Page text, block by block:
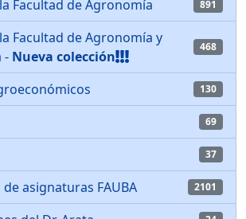
Facultad de Agronomía 891
Facultad de Agronomía y
- Nueva colección
468
130
69
37
asignaturas FAUBA 2101